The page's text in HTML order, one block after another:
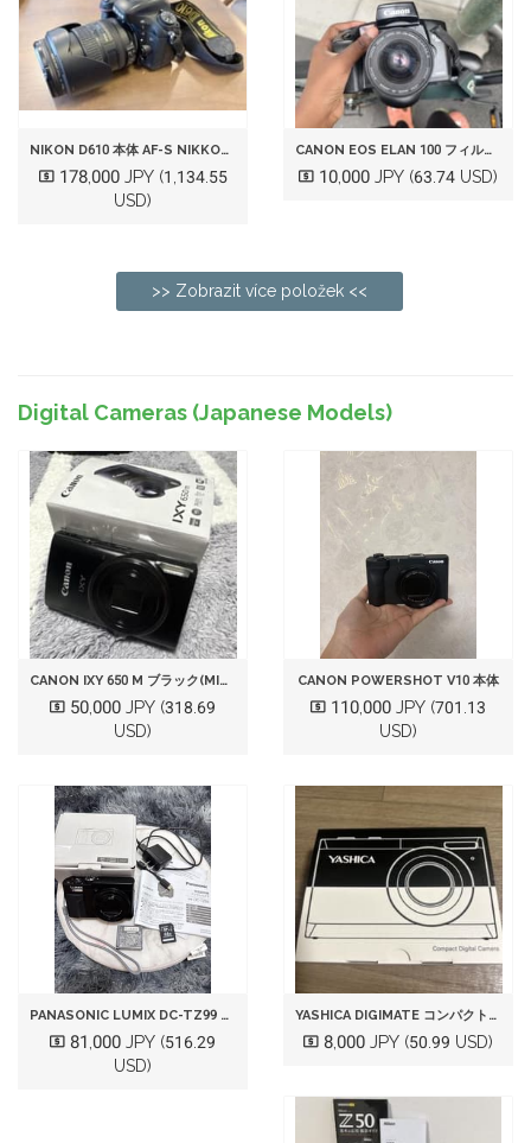
NIKON D610 本体 AF-S NIKKOR 20MM 1.8G
178,000 JPY (1,134.55
USD)
CANON EOS ELAN 100 フィルムカメラ 本体
10,000 JPY (63.74 USD)
>> Zobrazit více položek <<
Digital Cameras (Japanese Models)
CANON IXY 650 M ブラック(MICROSD・バッテリー付き
50,000 JPY (318.69
USD)
CANON POWERSHOT V10 本体
110,000 JPY (701.13
USD)
PANASONIC LUMIX DC-TZ99 デジタルカメラ ブラック
81,000 JPY (516.29
USD)
YASHICA DIGIMATE コンパクトデジタルカメラ
8,000 JPY (50.99 USD)